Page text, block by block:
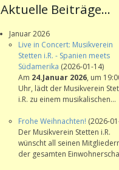
Aktuelle Beiträge...
Januar 2026
Live in Concert: Musikverein
Stetten i.R. - Spanien meets
Südamerika (2026-01-14)
Am 24.Januar 2026, um
Uhr, lädt der Musikverein
i.R. zu einem musikalischen...
Frohe Weihnachten! (2026-
Der Musikverein Stetten i.R.
wünscht all seinen
der gesamten